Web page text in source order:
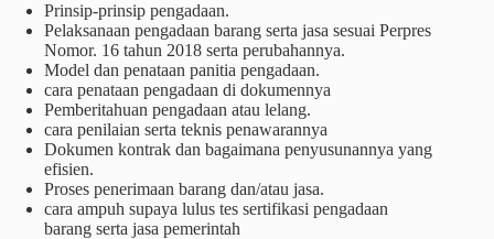
Prinsip-prinsip pengadaan.
Pelaksanaan pengadaan barang serta jasa sesuai Perpres
Nomor. 16 tahun 2018 serta perubahannya.
Model dan penataan panitia pengadaan.
cara penataan pengadaan di dokumennya
Pemberitahuan pengadaan atau lelang.
cara penilaian serta teknis penawarannya
Dokumen kontrak dan bagaimana penyusunannya yang
efisien.
Proses penerimaan barang dan/atau jasa.
cara ampuh supaya lulus tes sertifikasi pengadaan
barang serta jasa pemerintah